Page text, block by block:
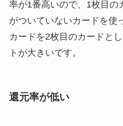
率が1番高いので、1枚目の
がついていないカードを使
カードを2枚目のカードと
トが大きいです。
還元率が低い